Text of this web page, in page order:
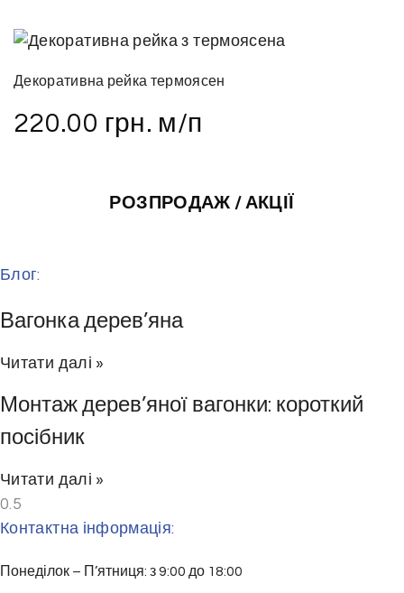
Декоративна рейка термоясен
220.00 грн. м/п
РОЗПРОДАЖ / АКЦІЇ
Блог:
Вагонка дерев’яна
Читати далі »
Монтаж дерев’яної вагонки: короткий
посібник
Читати далі »
Контактна інформація:
Понеділок – П’ятниця: з 9:00 до 18:00